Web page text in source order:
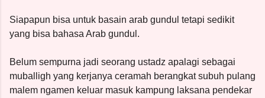
Siapapun bisa untuk basain arab gundul tetapi sedikit
yang bisa bahasa Arab gundul.
Belum sempurna jadi seorang ustadz apalagi sebagai
muballigh yang kerjanya ceramah berangkat subuh pulang
malem ngamen keluar masuk kampung laksana pendekar